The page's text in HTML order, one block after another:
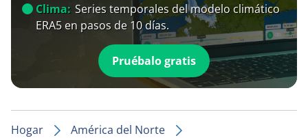
Clima: Series temporales del modelo climático
ERA5 en pasos de 10 días.
Pruébalo gratis
Hogar
América del Norte